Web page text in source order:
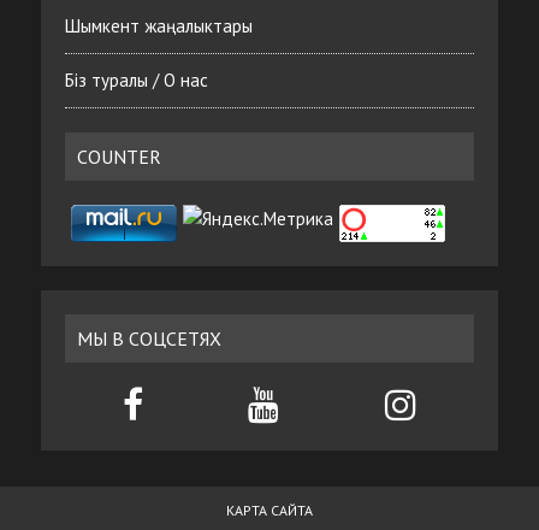
Шымкент жаңалыктары
Біз туралы / О нас
COUNTER
МЫ В СОЦСЕТЯХ
КАРТА САЙТА